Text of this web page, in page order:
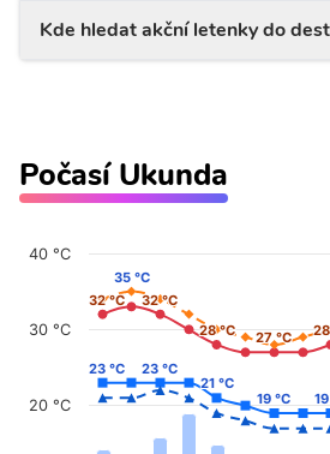
Kde hledat akční letenky do
Počasí Ukunda
32 °C
32 °C 32 °C
32 °C
28 °C
28 °C 27 °C
27 °C
35 °C
35 °C
23 °C
23 °C 23 °C
23 °C
21 °C
21 °C
19 °C
19 °C
20 °C
30 °C
40 °C